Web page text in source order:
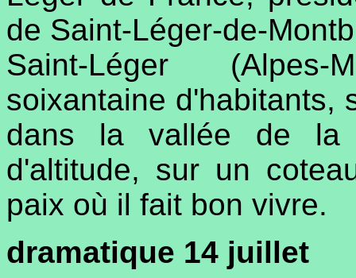
de Saint-Léger-de-
Saint-Léger
soixantaine d'habitants,
dans la vallée de la
d'altitude, sur un
paix où il fait bon vivre.
dramatique 14 juillet